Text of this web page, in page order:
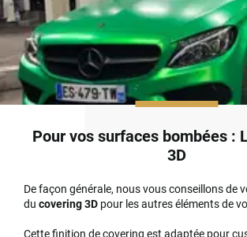
Pour vos surfaces bombées :
3D
De façon générale, nous vous conseillons de
ducovering 3D pour les autres éléments de
Cette finition de covering est adaptée pour